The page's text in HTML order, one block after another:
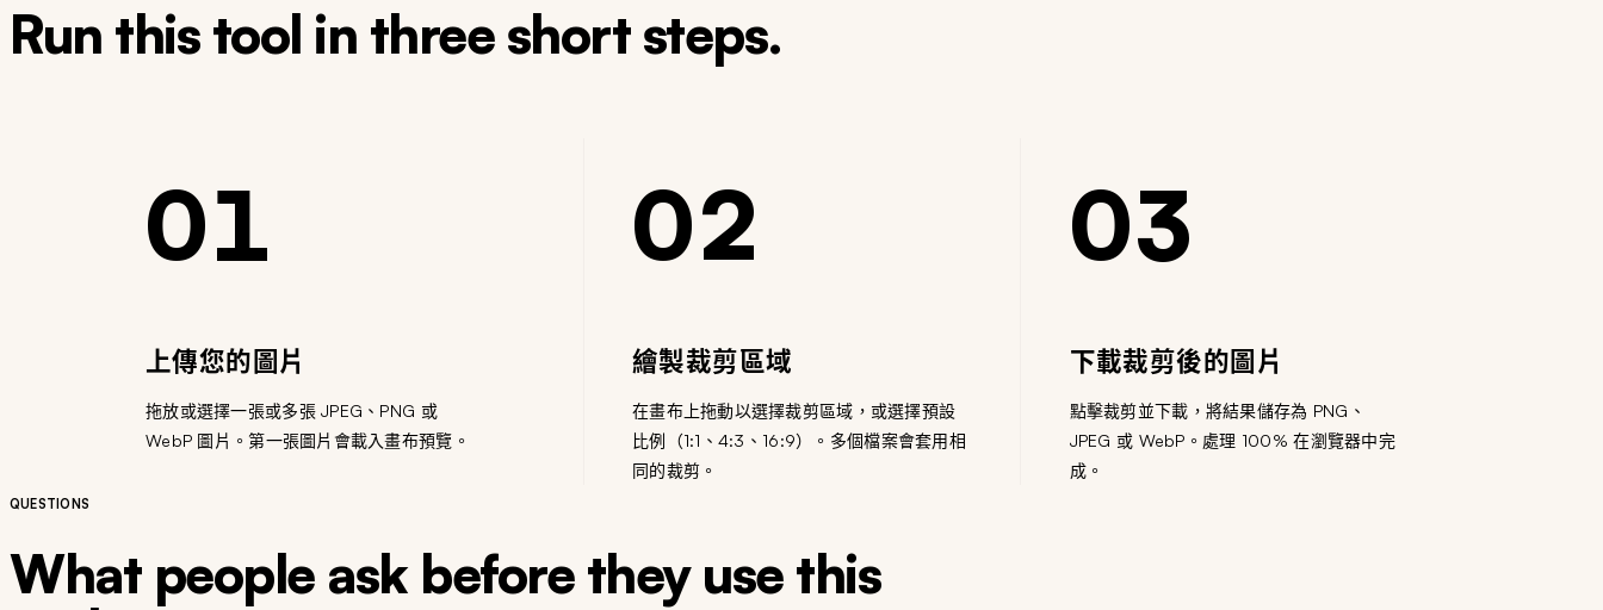
Run this tool in three short steps.
01
上傳您的圖片
拖放或選擇一張或多張 JPEG、PNG 或
WebP 圖片。第一張圖片會載入畫布預覽。
02
繪製裁剪區域
在畫布上拖動以選擇裁剪區域，或選擇預設
比例（1:1、4:3、16:9）。多個檔案會套用相
同的裁剪。
03
下載裁剪後的圖片
點擊裁剪並下載，將結果儲存為 PNG、
JPEG 或 WebP。處理 100% 在瀏覽器中完
成。
QUESTIONS
What people ask before they use this